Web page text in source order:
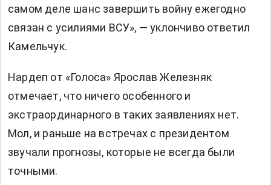
самом деле шанс завершить войну ежегодно
связан с усилиями ВСУ», — уклончиво ответил
Камельчук.
Нардеп от «Голоса» Ярослав Железняк
отмечает, что ничего особенного и
экстраординарного в таких заявлениях нет.
Мол, и раньше на встречах с президентом
звучали прогнозы, которые не всегда были
точными.